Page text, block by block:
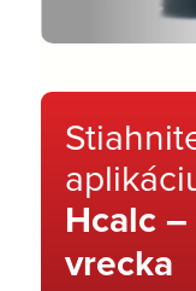
Hcalc
vrecka